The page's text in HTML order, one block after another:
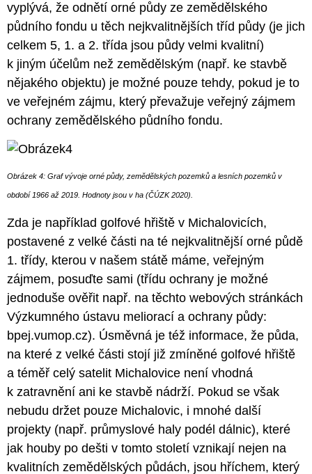
vyplývá, že odnětí orné půdy ze zemědělského
půdního fondu u těch nejkvalitnějších tříd půdy (je jich
celkem 5, 1. a 2. třída jsou půdy velmi kvalitní)
k jiným účelům než zemědělským (např. ke stavbě
nějakého objektu) je možné pouze tehdy, pokud je to
ve veřejném zájmu, který převažuje veřejný zájmem
ochrany zemědělského půdního fondu.
Obrázek 4: Graf vývoje orné půdy, zemědělských pozemků a lesních pozemků v
období 1966 až 2019. Hodnoty jsou v ha (ČÚZK 2020).
Zda je například golfové hřiště v Michalovicích,
postavené z velké části na té nejkvalitnější orné půdě
1. třídy, kterou v našem státě máme, veřejným
zájmem, posuďte sami (třídu ochrany je možné
jednoduše ověřit např. na těchto webových stránkách
Výzkumného ústavu meliorací a ochrany půdy:
bpej.vumop.cz). Úsměvná je též informace, že půda,
na které z velké části stojí již zmíněné golfové hřiště
a téměř celý satelit Michalovice není vhodná
k zatravnění ani ke stavbě nádrží. Pokud se však
nebudu držet pouze Michalovic, i mnohé další
projekty (např. průmyslové haly podél dálnic), které
jak houby po dešti v tomto století vznikají nejen na
kvalitních zemědělských půdách, jsou hříchem, který